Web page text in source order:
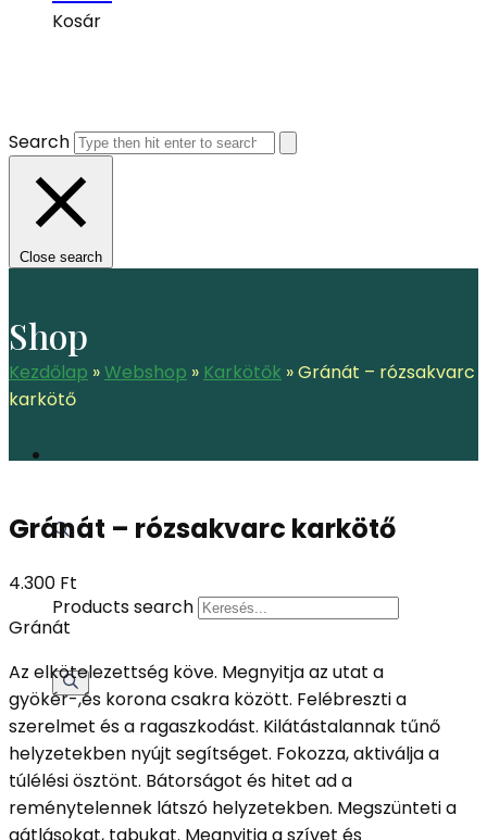
Kosár
Products search
Search
Close search
Shop
Kezdőlap »Webshop » Karkötők »Gránát – rózsakvarc
karkötő
Gránát – rózsakvarc karkötő
4.300 Ft
Gránát
Az elkötelezettség köve. Megnyitja az utat a
gyökér-,és korona csakra között. Felébreszti a
szerelmet és a ragaszkodást. Kilátástalannak tűnő
helyzetekben nyújt segítséget. Fokozza, aktiválja a
túlélési ösztönt. Bátorságot és hitet ad a
reménytelennek látszó helyzetekben. Megszünteti a